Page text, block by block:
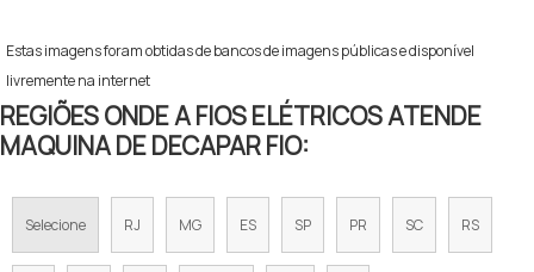
Estas imagens foram obtidas de bancos de imagens públicas e disponível
livremente na internet
REGIÕES ONDE A FIOS ELÉTRICOS ATENDE
MAQUINA DE DECAPAR FIO:
Selecione RJ MG ES SP PR SC RS